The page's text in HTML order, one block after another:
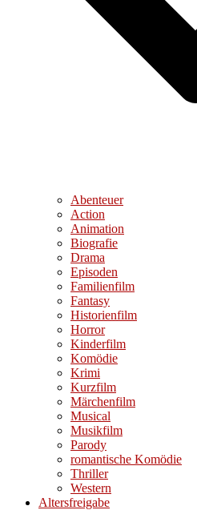
Abenteuer
Action
Animation
Biografie
Drama
Episoden
Familienfilm
Fantasy
Historienfilm
Horror
Kinderfilm
Komödie
Krimi
Kurzfilm
Märchenfilm
Musical
Musikfilm
Parody
romantische Komödie
Thriller
Western
Altersfreigabe